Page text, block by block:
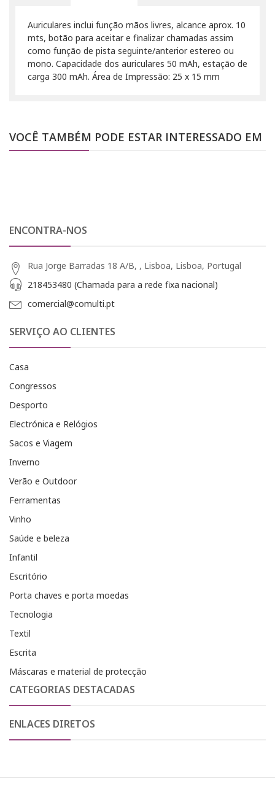
Auriculares inclui função mãos livres, alcance aprox. 10
mts, botão para aceitar e finalizar chamadas assim
como função de pista seguinte/anterior estereo ou
mono. Capacidade dos auriculares 50 mAh, estação de
carga 300 mAh. Área de Impressão: 25 x 15 mm
VOCÊ TAMBÉM PODE ESTAR INTERESSADO EM
ENCONTRA-NOS
Rua Jorge Barradas 18 A/B, , Lisboa, Lisboa, Portugal
218453480 (Chamada para a rede fixa nacional)
comercial@comulti.pt
SERVIÇO AO CLIENTES
Casa
Congressos
Desporto
Electrónica e Relógios
Sacos e Viagem
Inverno
Verão e Outdoor
Ferramentas
Vinho
Saúde e beleza
Infantil
Escritório
Porta chaves e porta moedas
Tecnologia
Textil
Escrita
Máscaras e material de protecção
CATEGORIAS DESTACADAS
ENLACES DIRETOS